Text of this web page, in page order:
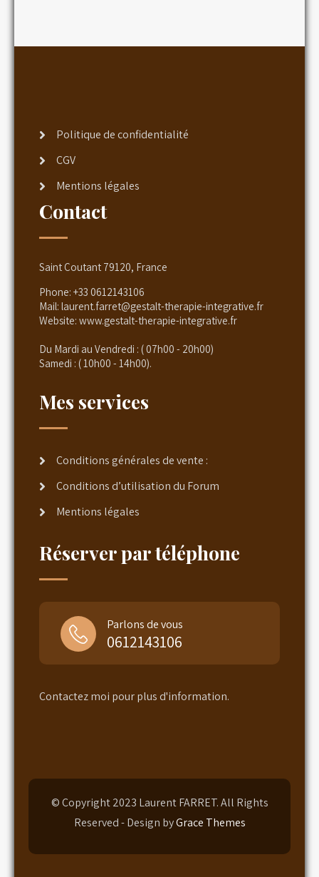
Politique de confidentialité
CGV
Mentions légales
Contact
Saint Coutant 79120, France
Phone: +33 0612143106
Mail: laurent.farret@gestalt-therapie-integrative.fr
Website: www.gestalt-therapie-integrative.fr
Du Mardi au Vendredi : ( 07h00 - 20h00)
Samedi : ( 10h00 - 14h00).
Mes services
Conditions générales de vente :
Conditions d’utilisation du Forum
Mentions légales
Réserver par téléphone
Parlons de vous
0612143106
Contactez moi pour plus d'information.
© Copyright 2023 Laurent FARRET. All Rights
Reserved - Design byGrace Themes